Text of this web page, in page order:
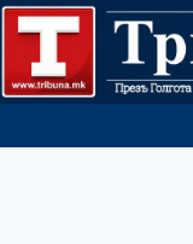
Skip
content